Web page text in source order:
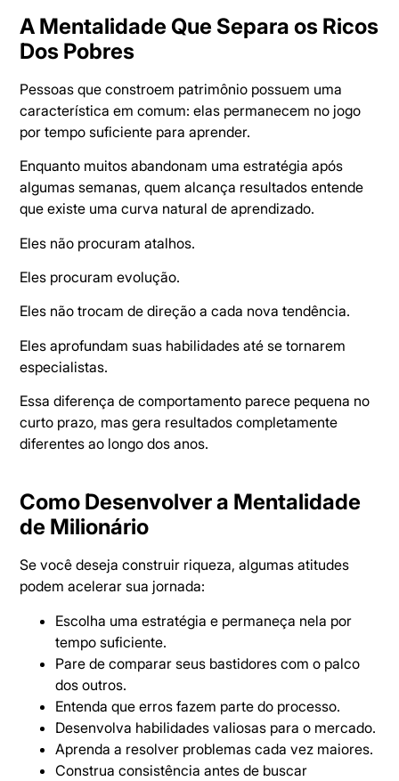
A Mentalidade Que Separa os Ricos
Dos Pobres
Pessoas que constroem patrimônio possuem uma
característica em comum: elas permanecem no jogo
por tempo suficiente para aprender.
Enquanto muitos abandonam uma estratégia após
algumas semanas, quem alcança resultados entende
que existe uma curva natural de aprendizado.
Eles não procuram atalhos.
Eles procuram evolução.
Eles não trocam de direção a cada nova tendência.
Eles aprofundam suas habilidades até se tornarem
especialistas.
Essa diferença de comportamento parece pequena no
curto prazo, mas gera resultados completamente
diferentes ao longo dos anos.
Como Desenvolver a Mentalidade
de Milionário
Se você deseja construir riqueza, algumas atitudes
podem acelerar sua jornada:
Escolha uma estratégia e permaneça nela por
tempo suficiente.
Pare de comparar seus bastidores com o palco
dos outros.
Entenda que erros fazem parte do processo.
Desenvolva habilidades valiosas para o mercado.
Aprenda a resolver problemas cada vez maiores.
Construa consistência antes de buscar